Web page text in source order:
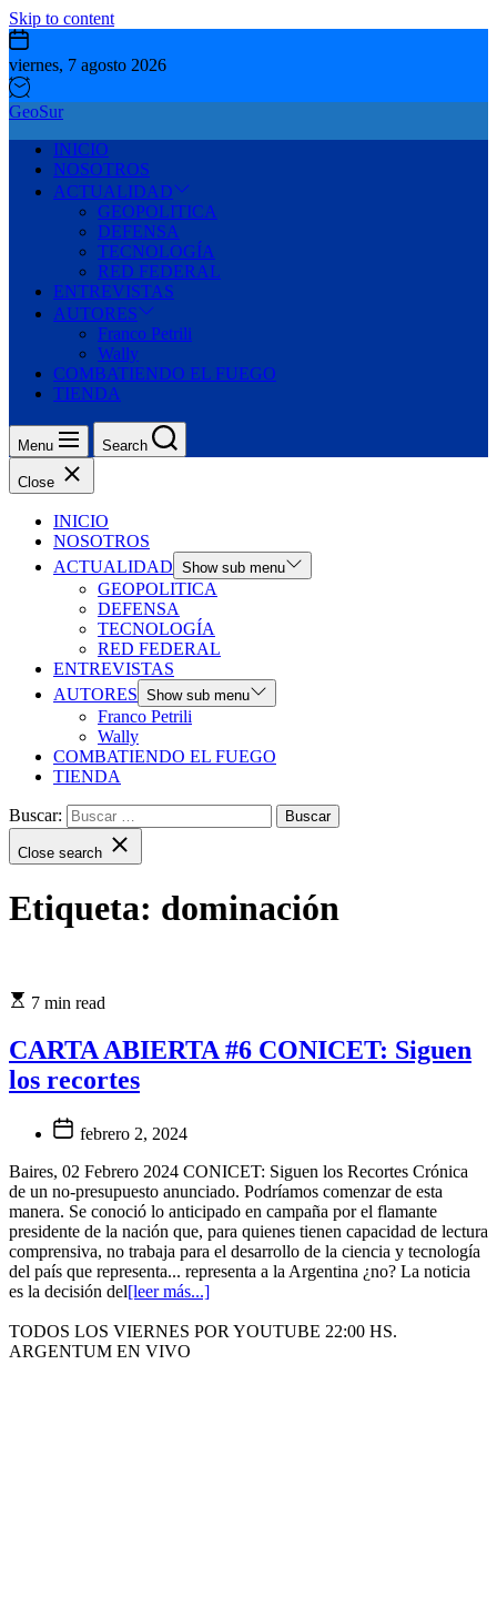
Skip to content
viernes, 7 agosto 2026
GeoSur
INICIO
NOSOTROS
ACTUALIDAD
GEOPOLITICA
DEFENSA
TECNOLOGÍA
RED FEDERAL
ENTREVISTAS
AUTORES
Franco Petrili
Wally
COMBATIENDO EL FUEGO
TIENDA
Menu Search
Close
INICIO
NOSOTROS
ACTUALIDAD Show sub menu
GEOPOLITICA
DEFENSA
TECNOLOGÍA
RED FEDERAL
ENTREVISTAS
AUTORES Show sub menu
Franco Petrili
Wally
COMBATIENDO EL FUEGO
TIENDA
Buscar:
Close search
Etiqueta: dominación
7 min read
CARTA ABIERTA #6 CONICET: Siguen
los recortes
febrero 2, 2024
Baires, 02 Febrero 2024 CONICET: Siguen los Recortes Crónica
de un no-presupuesto anunciado. Podríamos comenzar de esta
manera. Se conoció lo anticipado en campaña por el flamante
presidente de la nación que, para quienes tienen capacidad de lectura
comprensiva, no trabaja para el desarrollo de la ciencia y tecnología
del país que representa... representa a la Argentina ¿no? La noticia
es la decisión del[leer más...]
TODOS LOS VIERNES POR YOUTUBE 22:00 HS.
ARGENTUM EN VIVO